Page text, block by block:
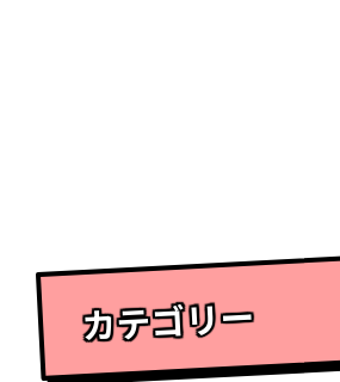
カテゴリー